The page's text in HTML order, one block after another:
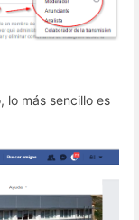
lo más sencillo es